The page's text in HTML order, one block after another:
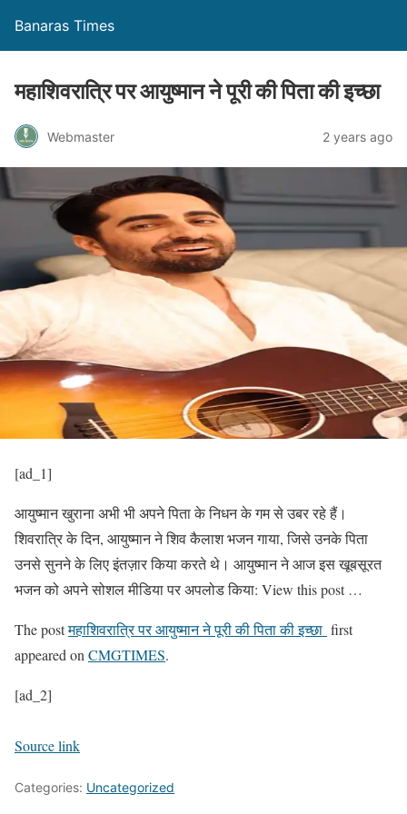
Banaras Times
महाशिवरात्रि पर आयुष्मान ने पूरी की पिता की इच्छा
Webmaster 2 years ago
[ad_1]
आयुष्मान खुराना अभी भी अपने पिता के निधन के गम से उबर रहे हैं।
शिवरात्रि के दिन, आयुष्मान ने शिव कैलाश भजन गाया, जिसे उनके पिता
उनसे सुनने के लिए इंतज़ार किया करते थे। आयुष्मान ने आज इस खूबसूरत
भजन को अपने सोशल मीडिया पर अपलोड किया: View this post …
The postमहाशिवरात्रि पर आयुष्मान ने पूरी की पिता की इच्छा first
appeared on CMGTIMES.
[ad_2]
Source link
Categories: Uncategorized